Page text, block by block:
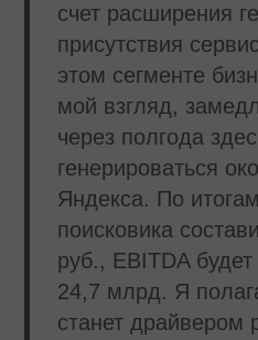
счет расширения
присутствия
этом сегменте
мой взгляд,
через полгода
генерироваться
Яндекса. По
поисковика
руб., EBITDA
24,7 млрд. Я
станет драйвером